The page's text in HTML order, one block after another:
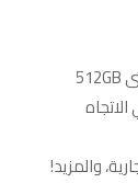
والمزيد!